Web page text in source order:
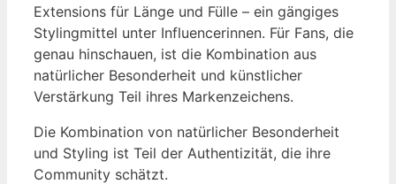
Extensions für Länge und Fülle – ein gängiges
Stylingmittel unter Influencerinnen. Für Fans, die
genau hinschauen, ist die Kombination aus
natürlicher Besonderheit und künstlicher
Verstärkung Teil ihres Markenzeichens.
Die Kombination von natürlicher Besonderheit
und Styling ist Teil der Authentizität, die ihre
Community schätzt.